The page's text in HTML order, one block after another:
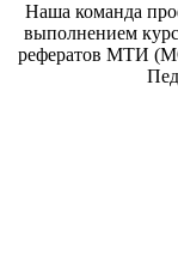
Наша команда
выполнением
рефератов МТИ